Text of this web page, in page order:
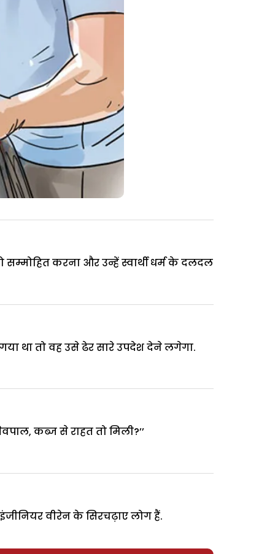
करना और उन्हें स्वार्थी धर्म के दलदल
था तो वह उसे ढेर सारे उपदेश देने लगेगा.
कब्ज से राहत तो मिली?’’
वीरेन के सिरचढ़ाए लोग हैं.